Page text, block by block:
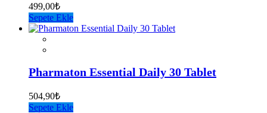
499,00₺
Sepete Ekle
Pharmaton Essential Daily 30 Tablet
504,90₺
Sepete Ekle